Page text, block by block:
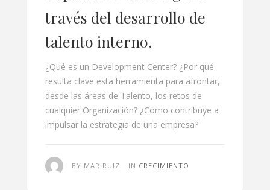
través del desarrollo de
talento interno.
¿Qué es un Development Center? ¿Por qué
resulta clave esta herramienta para afrontar,
desde las áreas de Talento, los retos de
cualquier Organización? ¿Cómo contribuye a
impulsar la estrategia de una empresa?
BY MAR RUIZ IN CRECIMIENTO